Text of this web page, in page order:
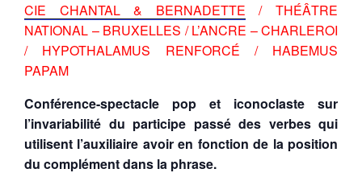
CIE CHANTAL & BERNADETTE / THÉÂTRE
NATIONAL – BRUXELLES / L’ANCRE – CHARLEROI
/ HYPOTHALAMUS RENFORCÉ / HABEMUS
PAPAM
Conference-spectacle pop et iconoclaste sur
l’invariabilite du participe passe des verbes qui
utilisent l’auxiliaire avoir en fonction de la position
du complement dans la phrase.